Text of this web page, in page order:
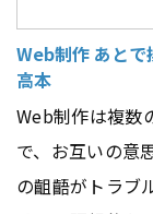
Web制作 あとで
高本
Web制作は複数
で、お互いの意
の齟齬がトラブ